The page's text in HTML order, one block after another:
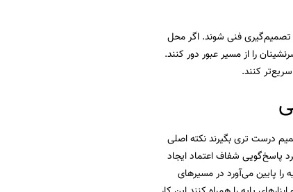
تصمیم‌گیری فنی شوند. اگر محل
را از مسیر عبور دور کنند.
کنند.
درست تری بگیرند نکته اصلی
پاسخ‌گویی شفاف اعتماد ایجاد
پایین می‌آورد در مسیرهای